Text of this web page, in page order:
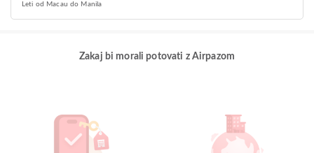
Leti od Macau do Manila
Zakaj bi morali potovati z Airpazom